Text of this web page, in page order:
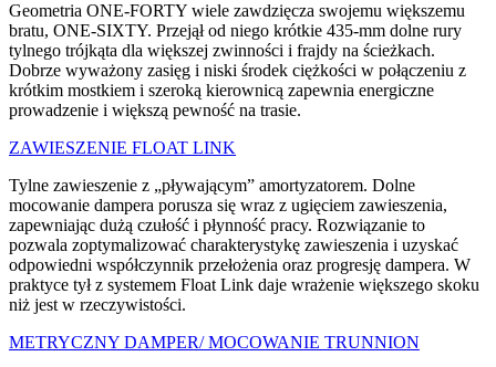
Geometria ONE-FORTY wiele zawdzięcza swojemu większemu
bratu, ONE-SIXTY. Przejął od niego krótkie 435-mm dolne rury
tylnego trójkąta dla większej zwinności i frajdy na ścieżkach.
Dobrze wyważony zasięg i niski środek ciężkości w połączeniu z
krótkim mostkiem i szeroką kierownicą zapewnia energiczne
prowadzenie i większą pewność na trasie.
ZAWIESZENIE FLOAT LINK
Tylne zawieszenie z „pływającym” amortyzatorem. Dolne
mocowanie dampera porusza się wraz z ugięciem zawieszenia,
zapewniając dużą czułość i płynność pracy. Rozwiązanie to
pozwala zoptymalizować charakterystykę zawieszenia i uzyskać
odpowiedni współczynnik przełożenia oraz progresję dampera. W
praktyce tył z systemem Float Link daje wrażenie większego skoku
niż jest w rzeczywistości.
METRYCZNY DAMPER/ MOCOWANIE TRUNNION